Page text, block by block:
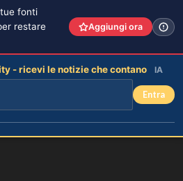
fonti
restare
Aggiungi ora
- ricevi le notizie che contano IA
Entra